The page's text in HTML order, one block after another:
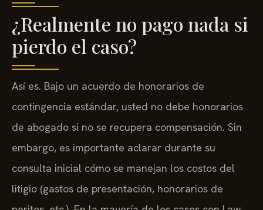
¿Realmente no pago nada si
pierdo el caso?
Así es. Bajo un acuerdo de honorarios de
contingencia estándar, usted no debe honorarios
de abogado si no se recupera compensación. Sin
embargo, es importante aclarar durante su
consulta inicial cómo se manejan los costos del
litigio (gastos de presentación, honorarios de